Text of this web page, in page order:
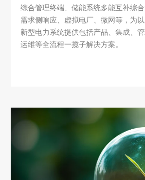
综合管理终端、储能系统多能互补综合
需求侧响应、虚拟电厂、微网等，为
新型电力系统提供包括产品、集成、管
运维等全流程一揽子解决方案。